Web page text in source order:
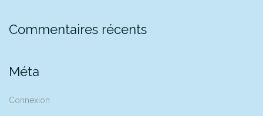
Commentaires récents
Méta
Connexion